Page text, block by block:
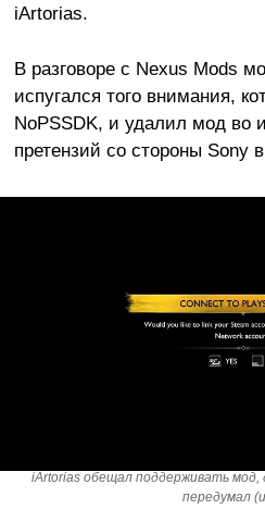
iArtorias.
В разговоре с Nexus Mods
испугался того внимания,
NoPSSDK, и удалил мод во
претензий со стороны Sony
iArtorias обещал поддерживать
передумал